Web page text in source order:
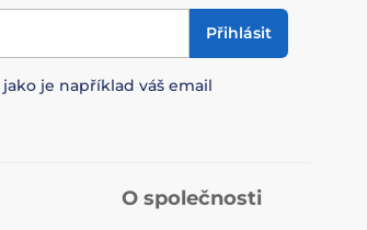
Přihlásit
jako je například váš email
O společnosti